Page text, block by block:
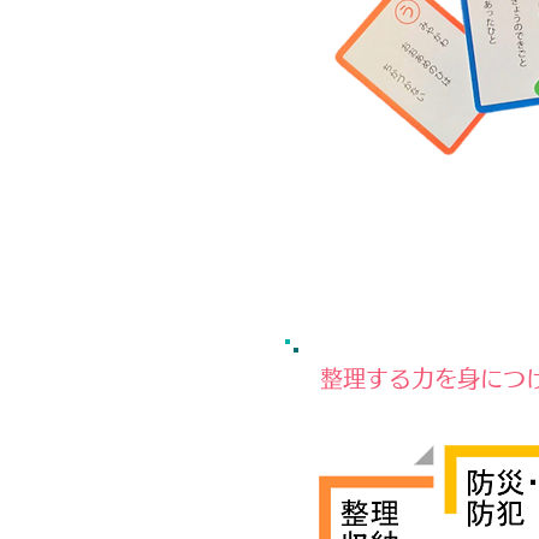
整理する力を身につ